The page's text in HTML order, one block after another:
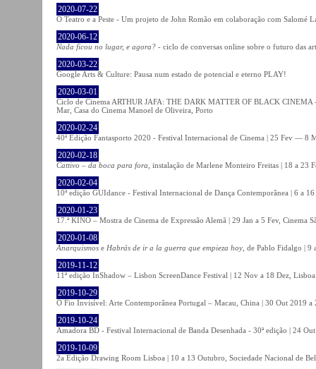
2020-07-22
O Teatro e a Peste - Um projeto de John Romão em colaboração com Salomé
2020-06-12
Nada ficou no lugar, e agora? - ciclo de conversas online sobre o futuro das
2020-03-22
Google Arts & Culture: Pausa num estado de potencial e eterno PLAY!
2020-03-01
Ciclo de Cinema ARTHUR JAFA: THE DARK MATTER OF BLACK
Mar, Casa do Cinema Manoel de Oliveira, Porto
2020-02-24
40ª Edição Fantasporto 2020 - Festival Internacional de Cinema | 25 Fev — 8
2020-02-18
Cattivo – da boca para fora , instalação de Marlene Monteiro Freitas | 18 a
2020-02-04
10ª edição GUIdance - Festival Internacional de Dança Contemporânea | 6 a
2020-01-23
17.ª KINO – Mostra de Cinema de Expressão Alemã | 29 Jan a 5 Fev, Cinema
2020-01-08
Anarquismos e Habrás de ir a la guerra que empieza hoy , de Pablo Fidalgo |
2019-11-12
11ª edição InShadow – Lisbon ScreenDance Festival | 12 Nov a 18 Dez, Lisboa
2019-10-29
O Fio Invisível: Arte Contemporânea Portugal – Macau, China | 30 Out 2019
2019-10-24
Amadora BD - Festival Internacional de Banda Desenhada - 30ª edição | 24
2019-10-09
2a Edição Drawing Room Lisboa | 10 a 13 Outubro, Sociedade Nacional de